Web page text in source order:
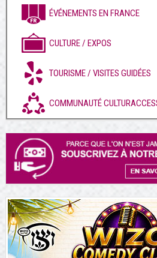
ÉVÉNEMENTS EN FRANCE
CULTURE / EXPOS
TOURISME / VISITES GUIDÉES
COMMUNAUTÉ